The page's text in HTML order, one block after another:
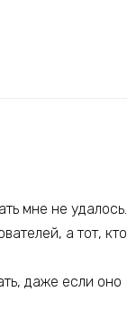
мне не удалось.
а тот, кто
даже если оно